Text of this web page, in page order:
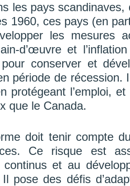
les pays
1960, ces pays (en
les mesures
d’œuvre et
conserver et
période de récession.
protégeant l’emploi,
que le Canada.
doit tenir compte
Ce risque est
continus et au
Il pose des défis